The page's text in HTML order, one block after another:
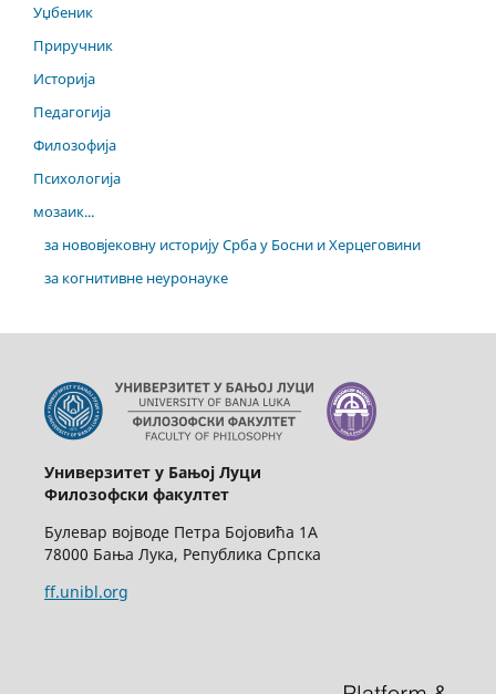
Уџбеник
Приручник
Историја
Педагогија
Филозофија
Психологија
мозаик...
за нововјековну историју Срба у Босни и Херцеговини
за когнитивне неуронауке
Универзитет у Бањој Луци
Филозофски факултет
Булевар војводе Петра Бојовића 1А
78000 Бања Лука, Република Српска
ff.unibl.org